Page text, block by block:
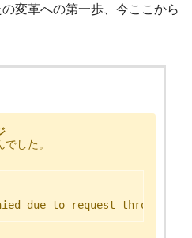
変革への第一歩、今ここから
した。
due to request